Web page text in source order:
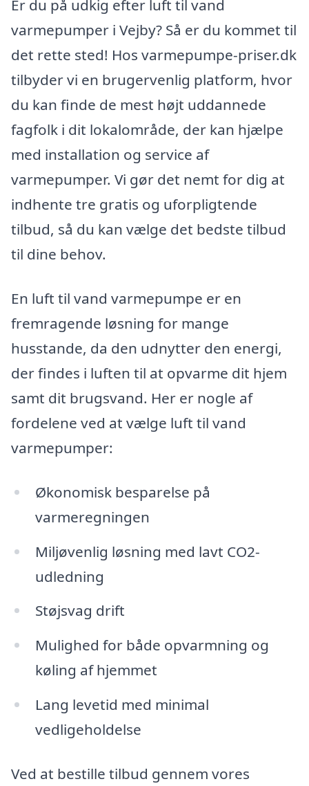
Er du på udkig efter luft til vand
varmepumper i Vejby? Så er du kommet til
det rette sted! Hos varmepumpe-priser.dk
tilbyder vi en brugervenlig platform, hvor
du kan finde de mest højt uddannede
fagfolk i dit lokalområde, der kan hjælpe
med installation og service af
varmepumper. Vi gør det nemt for dig at
indhente tre gratis og uforpligtende
tilbud, så du kan vælge det bedste tilbud
til dine behov.
En luft til vand varmepumpe er en
fremragende løsning for mange
husstande, da den udnytter den energi,
der findes i luften til at opvarme dit hjem
samt dit brugsvand. Her er nogle af
fordelene ved at vælge luft til vand
varmepumper:
Økonomisk besparelse på
varmeregningen
Miljøvenlig løsning med lavt CO2-
udledning
Støjsvag drift
Mulighed for både opvarmning og
køling af hjemmet
Lang levetid med minimal
vedligeholdelse
Ved at bestille tilbud gennem vores